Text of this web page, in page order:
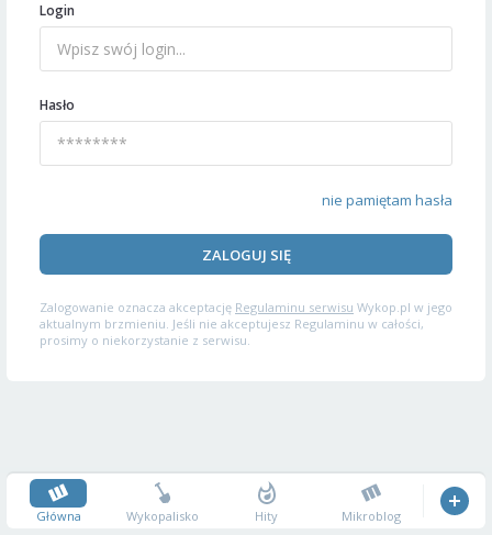
Login
Hasło
nie pamiętam hasła
ZALOGUJ SIĘ
Zalogowanie oznacza akceptację Regulaminu serwisu Wykop.pl w jego
aktualnym brzmieniu. Jeśli nie akceptujesz Regulaminu w całości,
prosimy o niekorzystanie z serwisu.
Główna Wykopalisko Hity Mikroblog